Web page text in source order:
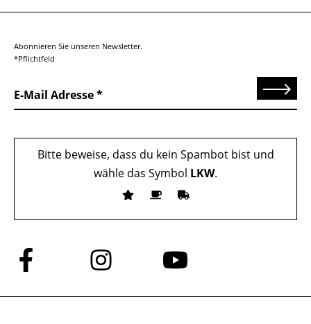
Abonnieren Sie unseren Newsletter.
*Pflichtfeld
E-Mail Adresse Senden
Bitte beweise, dass du kein Spambot bist und
wähle das Symbol LKW.
Folge
uns
auf
Folge
uns
auf
Folge
auf